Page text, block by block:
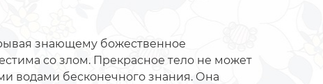
знающему божественное
со злом. Прекрасное тело не может
водами бесконечного знания. Она